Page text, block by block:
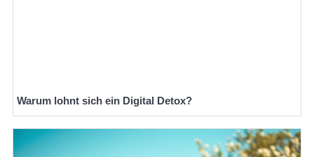
Warum lohnt sich ein Digital Detox?